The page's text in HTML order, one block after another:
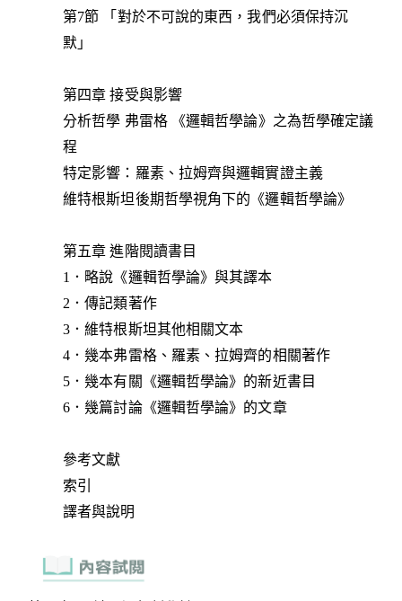
第7節 「對於不可說的東西，我們必須保持沉
默」
第四章 接受與影響
分析哲學 弗雷格 《邏輯哲學論》之為哲學確定議
程
特定影響：羅素、拉姆齊與邏輯實證主義
維特根斯坦後期哲學視角下的《邏輯哲學論》
第五章 進階閱讀書目
1．略說《邏輯哲學論》與其譯本
2．傳記類著作
3．維特根斯坦其他相關文本
4．幾本弗雷格、羅素、拉姆齊的相關著作
5．幾本有關《邏輯哲學論》的新近書目
6．幾篇討論《邏輯哲學論》的文章
參考文獻
索引
譯者與說明